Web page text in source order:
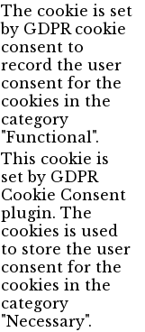
The cookie is set
by GDPR cookie
consent to
record the user
consent for the
cookies in the
category
"Functional".
This cookie is
set by GDPR
Cookie Consent
plugin. The
cookies is used
to store the user
consent for the
cookies in the
category
"Necessary".